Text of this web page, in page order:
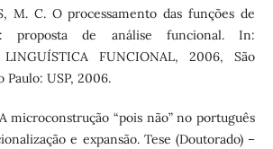
M. C. O processamento das funções de
proposta de análise funcional. In:
FUNCIONAL, 2006, São
Paulo: USP, 2006.
microconstrução “pois não” no português
e expansão. Tese (Doutorado) –